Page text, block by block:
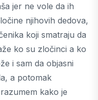
jer ne vole da ih
njihovih dedova,
koji smatraju da
ko su zločinci a ko
i sam da objasni
a potomak
kako je